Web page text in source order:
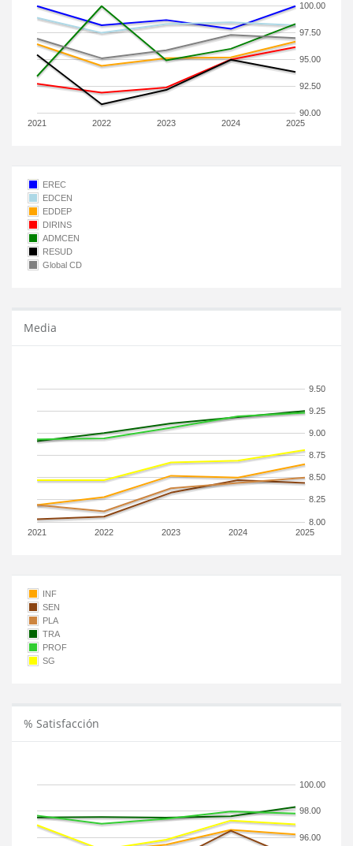
2021 2022 2023 2024 2025
90.00
92.50
95.00
97.50
100.00
EREC
EDCEN
EDDEP
DIRINS
ADMCEN
RESUD
Global CD
Media
2021 2022 2023 2024 2025
8.00
8.25
8.50
8.75
9.00
9.25
9.50
INF
SEN
PLA
TRA
PROF
SG
% Satisfacción
96.00
98.00
100.00